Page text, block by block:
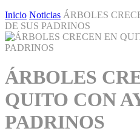
Inicio Noticias ÁRBOLES
DE SUS PADRINOS
ÁRBOLES
QUITO CON
PADRINOS